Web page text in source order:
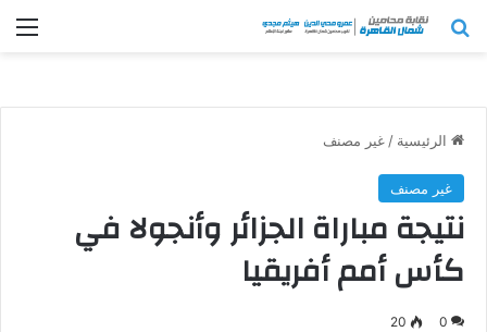
بحث عن
الرئيسية / غير مصنف
غير مصنف
نتيجة مباراة الجزائر وأنجولا في
كأس أمم أفريقيا
0
20